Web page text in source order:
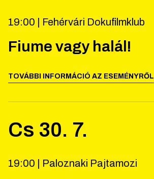
19:00 | Fehérvári Dokufilmklub
Fiume vagy halál!
TOVÁBBI INFORMÁCIÓ AZ ESEMÉNYRŐL
Cs 30. 7.
19:00 | Paloznaki Pajtamozi